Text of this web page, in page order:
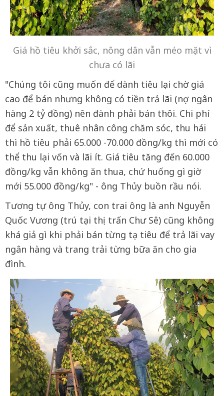
Giá hồ tiêu khởi sắc, nông dân vẫn méo mặt vì
chưa có lãi
"Chúng tôi cũng muốn để dành tiêu lại chờ giá
cao để bán nhưng không có tiền trả lãi (nợ ngân
hàng 2 tỷ đồng) nên đành phải bán thôi. Chi phí
để sản xuất, thuê nhân công chăm sóc, thu hái
thì hồ tiêu phải 65.000 -70.000 đồng/kg thì mới có
thể thu lại vốn và lãi ít. Giá tiêu tăng đến 60.000
đồng/kg vẫn không ăn thua, chứ huống gì giờ
mới 55.000 đồng/kg" - ông Thủy buồn rầu nói.
Tương tự ông Thủy, con trai ông là anh Nguyễn
Quốc Vương (trú tại thị trấn Chư Sê) cũng không
khá giả gì khi phải bán từng tạ tiêu để trả lãi vay
ngân hàng và trang trải từng bữa ăn cho gia
đình.